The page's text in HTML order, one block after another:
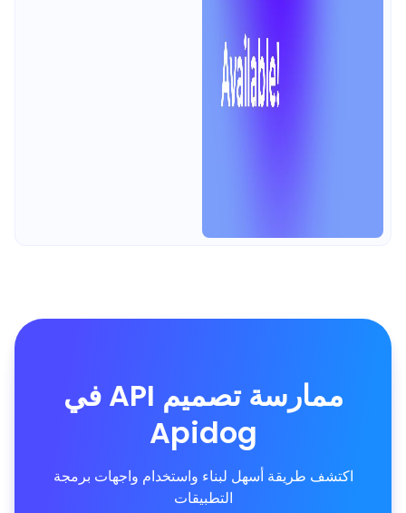
ممارسة تصميم API في
Apidog
اكتشف طريقة أسهل لبناء واستخدام واجهات برمجة
التطبيقات